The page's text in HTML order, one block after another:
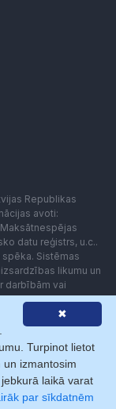
Republikas
avoti:
datu reģistrs, u.c..
spēka. Sistēmas
likumu un
darbībām vai
Lietotājam aizliegts
(robotus)
Firmas.lv. Galvenā
✖
Turpinot lietot
izmantosim
laikā varat
par sīkdatnēm